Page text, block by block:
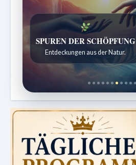
SPUREN DER SCHÖPFUNG
Entdeckungen aus der Natur.